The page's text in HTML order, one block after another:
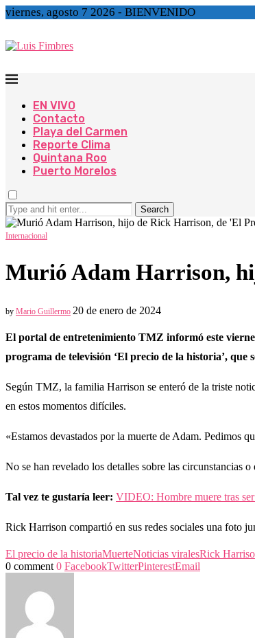
viernes, agosto 7 2026 - BIENVENIDO
EN VIVO
Contacto
Playa del Carmen
Reporte Clima
Quintana Roo
Puerto Morelos
Search
Internacional
Murió Adam Harrison,
by Mario Guillermo 20 de enero de 2024
El portal de entretenimiento TMZ informó este
programa de televisión ‘El precio de la historia’,
Según TMZ, la familia Harrison se enteró de la triste
en estos momentos difíciles.
«Estamos devastados por la muerte de Adam. Pedimos
No se han revelado los detalles sobre las circunstancias
Tal vez te gustaría leer: VIDEO: Hombre muere tras
Rick Harrison compartió en sus redes sociales una foto
El precio de la historiaMuerteNoticias viralesRick
0 comment 0 FacebookTwitterPinterestEmail